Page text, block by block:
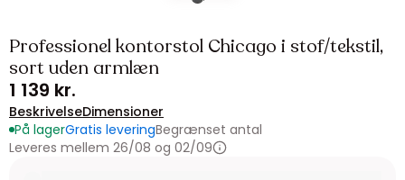
Professionel kontorstol Chicago i stof/tekstil,
sort uden armlæn
1 139 kr.
BeskrivelseDimensioner
På lagerGratis leveringBegrænset antal
Leveres mellem 26/08 og 02/09